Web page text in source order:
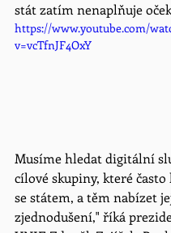
stát zatím nenaplňuje
https://www.youtube.com/
v=vcTfnJF4OxY
Musíme hledat digitální
cílové skupiny, které
se státem, a těm nabízet
zjednodušení," říká